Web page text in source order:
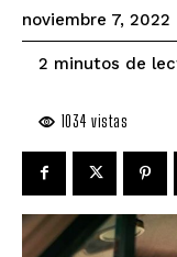
noviembre 7, 2022
2 minutos de
1034 vistas